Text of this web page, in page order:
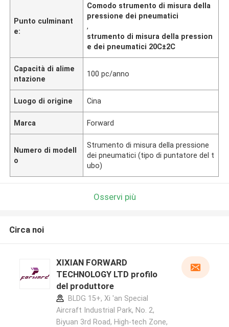
Punto culminant
e:
Comodo strumento di misura della
pressione dei pneumatici
,
strumento di misura della pression
e dei pneumatici 20C±2C
Capacità di alime
ntazione
100 pc/anno
Luogo di origine Cina
Marca Forward
Numero di modell
o
Strumento di misura della pressione
dei pneumatici (tipo di puntatore del t
ubo)
Osservi più
Circa noi
XIXIAN FORWARD
TECHNOLOGY LTD profilo
del produttore
BLDG 15+, Xi 'an Special
Aircraft Industrial Park, No. 2,
Biyuan 3rd Road, High-tech Zone,